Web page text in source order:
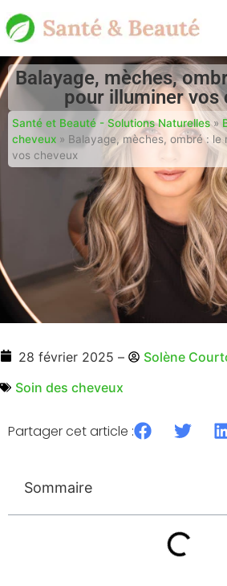
Balayage, mèches,
pour illuminer vos
Santé et Beauté - Solutions Naturelles»
cheveux » Balayage, mèches, ombré : le
vos cheveux
28 février 2025 –
Solène
Soin des cheveux
Partager cet article :
Sommaire